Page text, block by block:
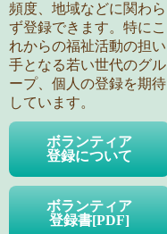
頻度、地域などに関わら
ず登録できます。特にこ
れからの福祉活動の担い
手となる若い世代のグル
ープ、個人の登録を期待
しています。
ボランティア
登録について
ボランティア
登録書[PDF]